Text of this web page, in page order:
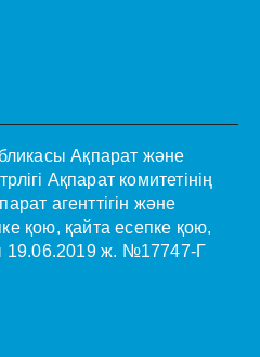
Ақпарат және
Ақпарат комитетінің
агенттігін және
қою, қайта есепке қою,
19.06.2019 ж. №17747-Г